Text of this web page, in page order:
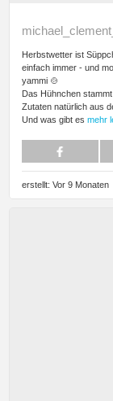
Herbstwetter ist
einfach immer - und
yammi 🍲
Das Hühnchen
Zutaten natürlich aus
Und was gibt es mehr
erstellt: Vor 9 Monaten